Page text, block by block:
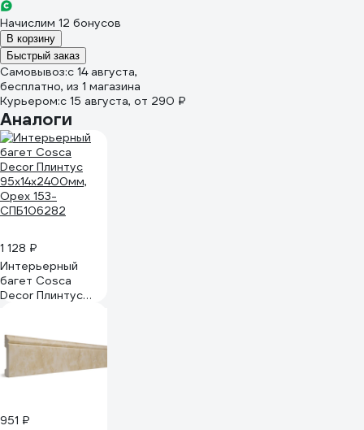
Начислим 12 бонусов
В корзину
Быстрый заказ
Самовывоз:c 14 августа,
бесплатно, из 1 магазина
Курьером:c 15 августа, от 290 ₽
Аналоги
1 128 ₽
Интерьерный
багет Cosca
Decor Плинтус
СПБ106282
951 ₽